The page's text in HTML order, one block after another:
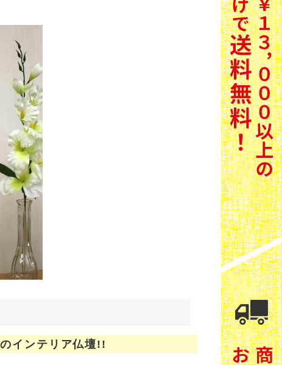
インテリア仏壇!!